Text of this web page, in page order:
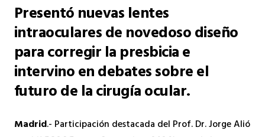
Presentó nuevas lentes
intraoculares de novedoso diseño
para corregir la presbicia e
intervino en debates sobre el
futuro de la cirugía ocular.
Madrid.- Participación destacada del Prof. Dr. Jorge Alió